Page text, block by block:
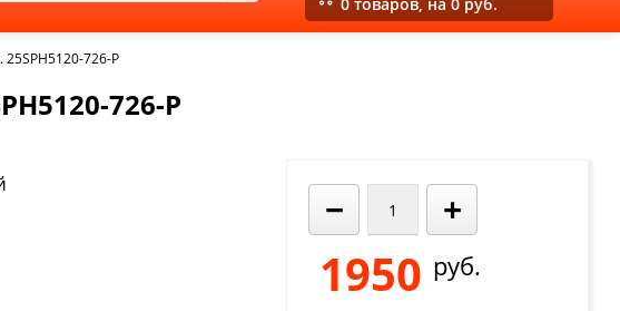
726-P
726-P
− +
1950 руб.